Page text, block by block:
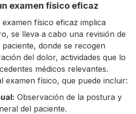
examen físico eficaz
físico eficaz implica
se lleva a cabo una revisión de
donde se recogen
del dolor, actividades que lo
médicos relevantes.
examen físico, que puede incluir:
Observación de la postura y
del paciente.